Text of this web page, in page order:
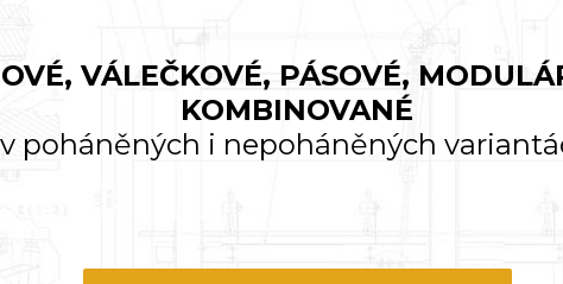
VÁLEČKOVÉ, PÁSOVÉ,
KOMBINOVANÉ
v poháněných i nepoháněných